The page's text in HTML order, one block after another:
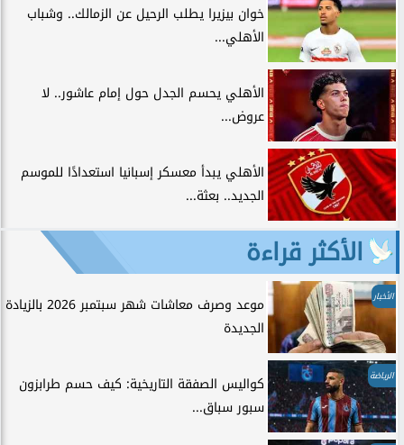
خوان بيزيرا يطلب الرحيل عن الزمالك.. وشباب
الأهلي...
الأهلي يحسم الجدل حول إمام عاشور.. لا
عروض...
الأهلي يبدأ معسكر إسبانيا استعدادًا للموسم
الجديد.. بعثة...
الأكثر قراءة
الأخبار
موعد وصرف معاشات شهر سبتمبر 2026 بالزيادة
الجديدة
الرياضة
كواليس الصفقة التاريخية: كيف حسم طرابزون
سبور سباق...